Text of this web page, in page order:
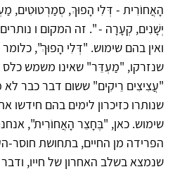
הָאֲחוֹרִית - דְּלִי הָפוּךְ, ‏סְמַרְטוּטִים,
יְשָׁנִים, קְעָרָה - ". זה המקום ו
ואין בהם שימוש. "דְּלִי הָפוּךְ",
שנזרקו, "מַעְדֵּר" שאינו משמש
"עֲצִיצִים רֵיקִים" ששום דבר כבר לא
שנותרו כזיכרון לימים בהם חידשו
שימוש. כאן, "בֶּחָצֵר הָאֲחוֹרִית",
הפרידה מן החיים, בתחושת חוסר-
שנמצא בשלב האחרון של חייו,